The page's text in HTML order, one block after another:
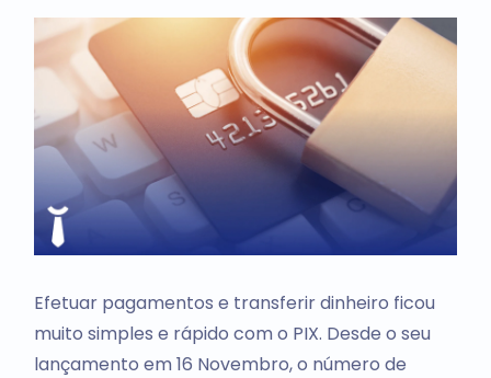
Efetuar pagamentos e transferir dinheiro ficou
muito simples e rápido com o PIX. Desde o seu
lançamento em 16 Novembro, o número de